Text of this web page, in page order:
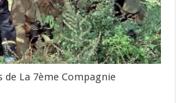
La 7ème Compagnie